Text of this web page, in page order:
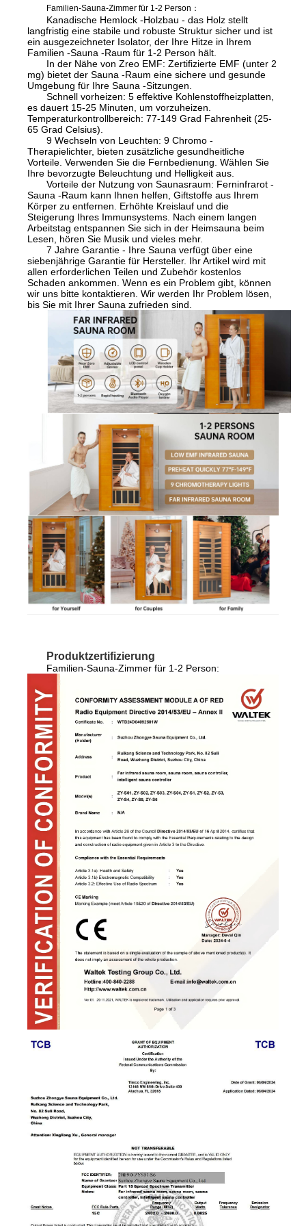
Familien-Sauna-Zimmer für 1-2 Person ：
Kanadische Hemlock -Holzbau - das Holz stellt
langfristig eine stabile und robuste Struktur sicher und ist
ein ausgezeichneter Isolator, der Ihre Hitze in Ihrem
Familien -Sauna -Raum für 1-2 Person hält.
In der Nähe von Zreo EMF: Zertifizierte EMF (unter 2
mg) bietet der Sauna -Raum eine sichere und gesunde
Umgebung für Ihre Sauna -Sitzungen.
Schnell vorheizen: 5 effektive Kohlenstoffheizplatten,
es dauert 15-25 Minuten, um vorzuheizen.
Temperaturkontrollbereich: 77-149 Grad Fahrenheit (25-
65 Grad Celsius).
9 Wechseln von Leuchten: 9 Chromo -
Therapielichter, bieten zusätzliche gesundheitliche
Vorteile. Verwenden Sie die Fernbedienung. Wählen Sie
Ihre bevorzugte Beleuchtung und Helligkeit aus.
Vorteile der Nutzung von Saunasraum: Ferninfrarot -
Sauna -Raum kann Ihnen helfen, Giftstoffe aus Ihrem
Körper zu entfernen. Erhöhte Kreislauf und die
Steigerung Ihres Immunsystems. Nach einem langen
Arbeitstag entspannen Sie sich in der Heimsauna beim
Lesen, hören Sie Musik und vieles mehr.
7 Jahre Garantie - Ihre Sauna verfügt über eine
siebenjährige Garantie für Hersteller. Ihr Artikel wird mit
allen erforderlichen Teilen und Zubehör kostenlos
Schaden ankommen. Wenn es ein Problem gibt, können
wir uns bitte kontaktieren. Wir werden Ihr Problem lösen,
bis Sie mit Ihrer Sauna zufrieden sind.
Produktzertifizierung
Familien-Sauna-Zimmer für 1-2 Person: